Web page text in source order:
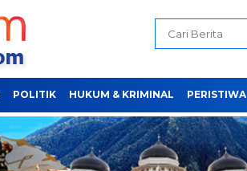
POLITIK HUKUM & KRIMINAL PERISTIWA